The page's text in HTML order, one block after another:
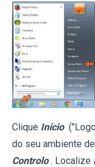
Clique Início
do seu ambiente
Controlo . Localize